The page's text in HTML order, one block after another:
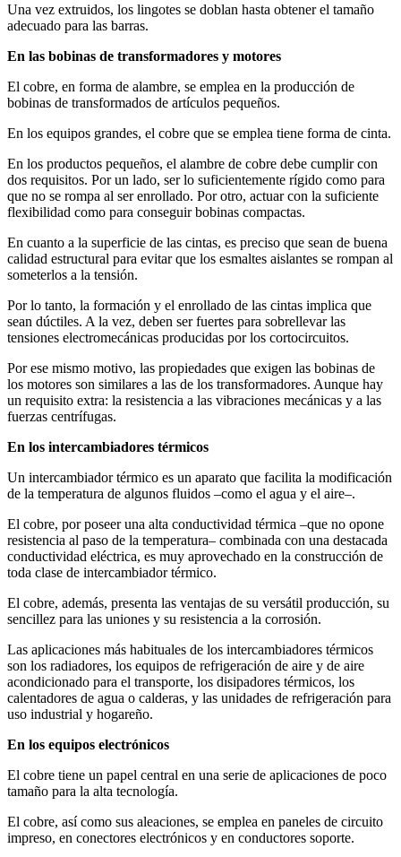
Una vez extruidos, los lingotes se doblan hasta obtener el tamaño
adecuado para las barras.
En las bobinas de transformadores y motores
El cobre, en forma de alambre, se emplea en la producción de
bobinas de transformados de artículos pequeños.
En los equipos grandes, el cobre que se emplea tiene forma de cinta.
En los productos pequeños, el alambre de cobre debe cumplir con
dos requisitos. Por un lado, ser lo suficientemente rígido como para
que no se rompa al ser enrollado. Por otro, actuar con la suficiente
flexibilidad como para conseguir bobinas compactas.
En cuanto a la superficie de las cintas, es preciso que sean de buena
calidad estructural para evitar que los esmaltes aislantes se rompan al
someterlos a la tensión.
Por lo tanto, la formación y el enrollado de las cintas implica que
sean dúctiles. A la vez, deben ser fuertes para sobrellevar las
tensiones electromecánicas producidas por los cortocircuitos.
Por ese mismo motivo, las propiedades que exigen las bobinas de
los motores son similares a las de los transformadores. Aunque hay
un requisito extra: la resistencia a las vibraciones mecánicas y a las
fuerzas centrífugas.
En los intercambiadores térmicos
Un intercambiador térmico es un aparato que facilita la modificación
de la temperatura de algunos fluidos –como el agua y el aire–.
El cobre, por poseer una alta conductividad térmica –que no opone
resistencia al paso de la temperatura– combinada con una destacada
conductividad eléctrica, es muy aprovechado en la construcción de
toda clase de intercambiador térmico.
El cobre, además, presenta las ventajas de su versátil producción, su
sencillez para las uniones y su resistencia a la corrosión.
Las aplicaciones más habituales de los intercambiadores térmicos
son los radiadores, los equipos de refrigeración de aire y de aire
acondicionado para el transporte, los disipadores térmicos, los
calentadores de agua o calderas, y las unidades de refrigeración para
uso industrial y hogareño.
En los equipos electrónicos
El cobre tiene un papel central en una serie de aplicaciones de poco
tamaño para la alta tecnología.
El cobre, así como sus aleaciones, se emplea en paneles de circuito
impreso, en conectores electrónicos y en conductores soporte.